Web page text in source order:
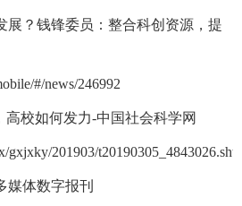
展？钱锋委员：整合科创资源，提
#/news/246992
高校如何发力-中国社会科学网
gxjxky/201903/
媒体数字报刊